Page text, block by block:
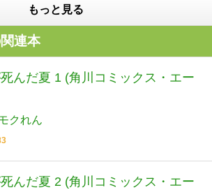
もっと見る
連本
んだ夏 1 (角川コミックス・エー
クれん
んだ夏 2 (角川コミックス・エー